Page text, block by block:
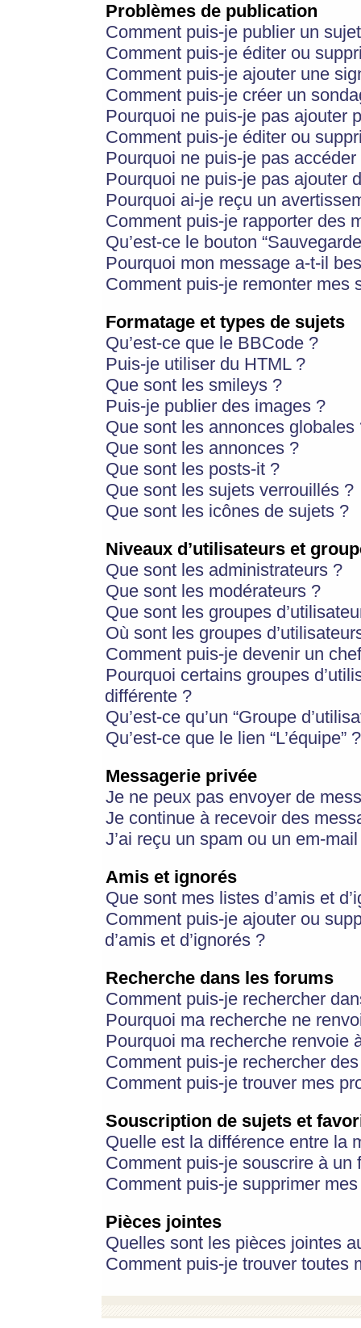
Problèmes de publication
Comment puis-je publier un
Comment puis-je éditer ou
Comment puis-je ajouter une
Comment puis-je créer un
Pourquoi ne puis-je pas ajouter
Comment puis-je éditer ou
Pourquoi ne puis-je pas
Pourquoi ne puis-je pas ajouter
Pourquoi ai-je reçu un
Comment puis-je rapporter des
Qu’est-ce le bouton
Pourquoi mon message a-t-il
Comment puis-je remonter mes
Formatage et types de sujets
Qu’est-ce que le BBCode ?
Puis-je utiliser du HTML ?
Que sont les smileys ?
Puis-je publier des images ?
Que sont les annonces globales
Que sont les annonces ?
Que sont les posts-it ?
Que sont les sujets verrouillés ?
Que sont les icônes de sujets ?
Niveaux d’utilisateurs et
Que sont les administrateurs ?
Que sont les modérateurs ?
Que sont les groupes
Où sont les groupes
Comment puis-je devenir un
Pourquoi certains groupes
différente ?
Qu’est-ce qu’un “Groupe
Qu’est-ce que le lien “L’équipe” ?
Messagerie privée
Je ne peux pas envoyer de
Je continue à recevoir des
J’ai reçu un spam ou un em-
Amis et ignorés
Que sont mes listes d’amis et
Comment puis-je ajouter ou
d’amis et d’ignorés ?
Recherche dans les forums
Comment puis-je rechercher
Pourquoi ma recherche ne
Pourquoi ma recherche renvoie
Comment puis-je rechercher
Comment puis-je trouver mes
Souscription de sujets et
Quelle est la différence entre la
Comment puis-je souscrire à
Comment puis-je supprimer
Pièces jointes
Quelles sont les pièces jointes
Comment puis-je trouver toutes